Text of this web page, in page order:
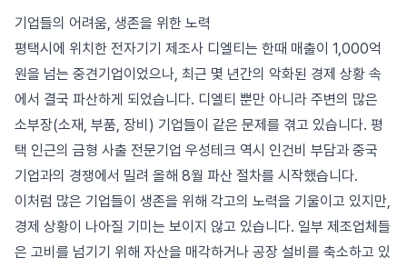
기업들의 어려움, 생존을 위한 노력
평택시에 위치한 전자기기 제조사 디엘티는 한때 매출이 1,000억
원을 넘는 중견기업이었으나, 최근 몇 년간의 악화된 경제 상황 속
에서 결국 파산하게 되었습니다. 디엘티 뿐만 아니라 주변의 많은
소부장(소재, 부품, 장비) 기업들이 같은 문제를 겪고 있습니다. 평
택 인근의 금형 사출 전문기업 우성테크 역시 인건비 부담과 중국
기업과의 경쟁에서 밀려 올해 8월 파산 절차를 시작했습니다.
이처럼 많은 기업들이 생존을 위해 각고의 노력을 기울이고 있지만,
경제 상황이 나아질 기미는 보이지 않고 있습니다. 일부 제조업체들
은 고비를 넘기기 위해 자산을 매각하거나 공장 설비를 축소하고 있